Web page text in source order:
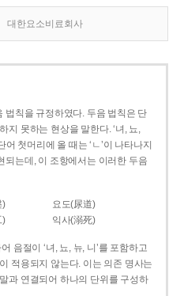
대한요소비료회사
칙을 규정하였다. 두음 법칙은 단
지 못하는 현상을 말한다. ‘녀, 뇨,
첫머리에 올 때는 ‘ㄴ’이 나타나지
되는데, 이 조항에서는 이러한 두음
)
요도(尿道)
) 익사(溺死)
음절이 ‘녀, 뇨, 뉴, 니’를 포함하고
적용되지 않는다. 이는 의존 명사는
과 연결되어 하나의 단위를 구성하